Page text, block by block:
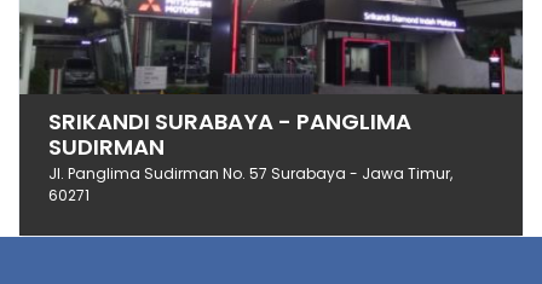
SRIKANDI SURABAYA - PANGLIMA
SUDIRMAN
Jl. Panglima Sudirman No. 57 Surabaya - Jawa Timur,
60271